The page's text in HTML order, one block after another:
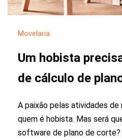
Movelaria
Um hobista
de cálculo de
A paixão pelas atividades de
quem é hobista. Mas será
software de plano de corte?